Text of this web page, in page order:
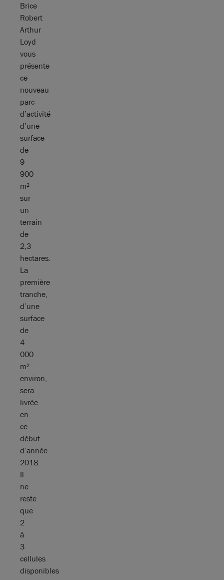
Brice
Robert
Arthur
Loyd
vous
présente
ce
nouveau
parc
d’activité
d’une
surface
de
9
900
m²
sur
un
terrain
de
2,3
hectares.
La
première
tranche,
d’une
surface
de
4
000
m²
environ,
sera
livrée
en
ce
début
d’année
2018.
Il
ne
reste
que
2
à
3
cellules
disponibles